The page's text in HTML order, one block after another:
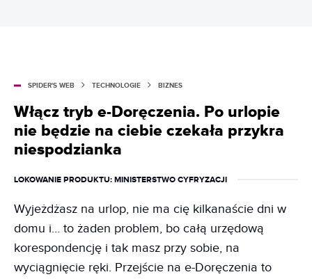
SPIDER'S WEB TECHNOLOGIE BIZNES
Włącz tryb e-Doręczenia. Po urlopie
nie będzie na ciebie czekała przykra
niespodzianka
LOKOWANIE PRODUKTU: MINISTERSTWO CYFRYZACJI
Wyjeżdżasz na urlop, nie ma cię kilkanaście dni w
domu i… to żaden problem, bo całą urzędową
korespondencję i tak masz przy sobie, na
wyciągnięcie ręki. Przejście na e-Doręczenia to